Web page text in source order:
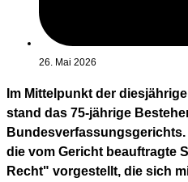
26. Mai 2026
Im Mittelpunkt der
stand das 75-jährige
die vom Gericht beauftragte
Recht" vorgestellt, die sich